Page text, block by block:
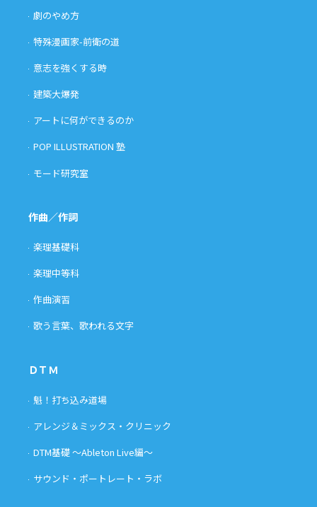
劇のやめ方
特殊漫画家-前衛の道
意志を強くする時
建築大爆発
アートに何ができるのか
POP ILLUSTRATION 塾
モード研究室
作曲／作詞
楽理基礎科
楽理中等科
作曲演習
歌う言葉、歌われる文字
ＤＴＭ
魁！打ち込み道場
アレンジ＆ミックス・クリニック
DTM基礎 〜Ableton Live編〜
サウンド・ポートレート・ラボ